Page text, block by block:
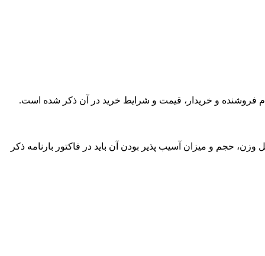
فروشنده و خریدار، قیمت و شرایط خرید در آن ذکر شده است.
حجم و میزان آسیب پذیر بودن آن باید در فاکتور بارنامه ذکر